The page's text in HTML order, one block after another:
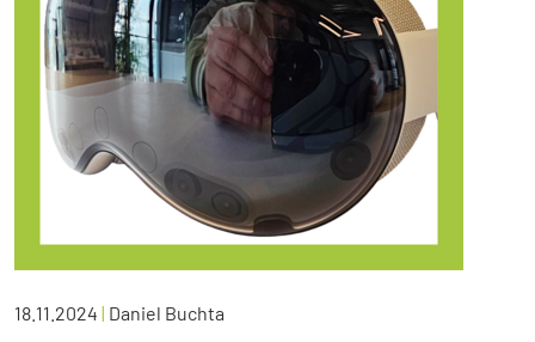
18.11.2024 | Daniel Buchta